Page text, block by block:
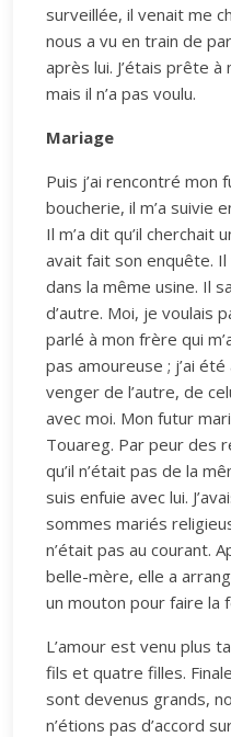
surveillée, il venait me
nous a vu en train de
après lui. J’étais prête à
mais il n’a pas voulu.
Mariage
Puis j’ai rencontré mon
boucherie, il m’a suivie
Il m’a dit qu’il cherchait
avait fait son enquête.
dans la même usine. Il
d’autre. Moi, je voulais
parlé à mon frère qui
pas amoureuse ; j’ai
venger de l’autre, de
avec moi. Mon futur
Touareg. Par peur des
qu’il n’était pas de la
suis enfuie avec lui.
sommes mariés
n’était pas au courant.
belle-mère, elle a
un mouton pour faire la
L’amour est venu plus
fils et quatre filles.
sont devenus grands,
n’étions pas d’accord